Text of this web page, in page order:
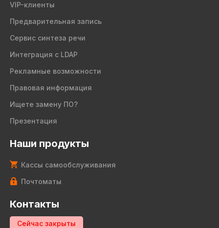
VIP-клиенты
Предварительная запись
Сервис синтеза речи
Интеграция с LDAP
Рекламные возможности
Правовая информация
Ищете замену ПО?
Презентация
Наши продукты
Кассы самообслуживания
Почтоматы
Контакты
Сейчас закрыты